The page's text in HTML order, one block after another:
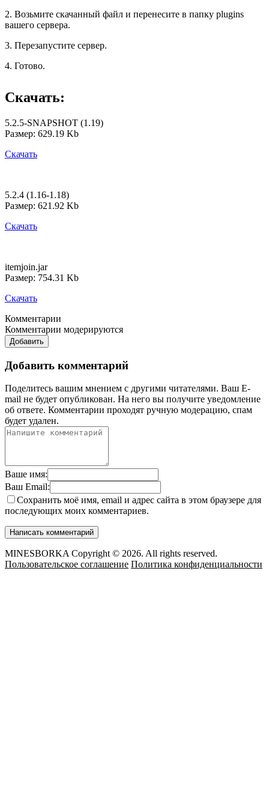
2. Возьмите скачанный файл и перенесите в папку plugins
вашего сервера.
3. Перезапустите сервер.
4. Готово.
Скачать:
5.2.5-SNAPSHOT (1.19)
Размер: 629.19 Kb
Скачать
5.2.4 (1.16-1.18)
Размер: 621.92 Kb
Скачать
itemjoin.jar
Размер: 754.31 Kb
Скачать
Комментарии
Комментарии модерируются
Добавить
Добавить комментарий
Поделитесь вашим мнением с другими читателями. Ваш E-
mail не будет опубликован. На него вы получите уведомление
об ответе. Комментарии проходят ручную модерацию, спам
будет удален.
Ваше имя:
Ваш Email:
Сохранить моё имя, email и адрес сайта в этом браузере для
последующих моих комментариев.
MINESBORKA Copyright © 2026. All rights reserved.
Пользовательское соглашение Политика конфиденциальности